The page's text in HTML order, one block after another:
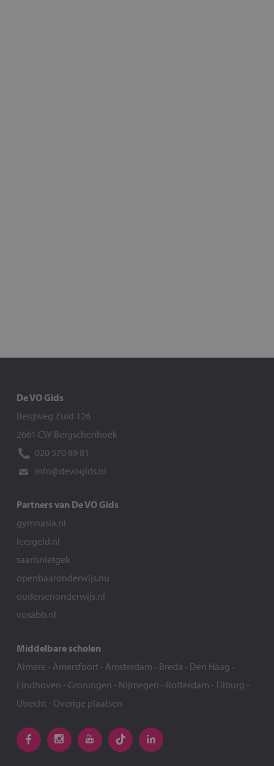
De VO Gids
Bergweg Zuid 126
2661 CW Bergschenhoek
020 570 89 81
info@devogids.nl
Partners van De VO Gids
gymnasia.nl
leergeld.nl
saarisnietgek
openbaaronderwijs.nu
oudersenonderwijs.nl
vosabb.nl
Middelbare scholen
Almere - Amersfoort- Amsterdam - Breda - Den Haag -
Eindhoven - Groningen - Nijmegen - Rotterdam -Tilburg -
Utrecht- Overige plaatsen